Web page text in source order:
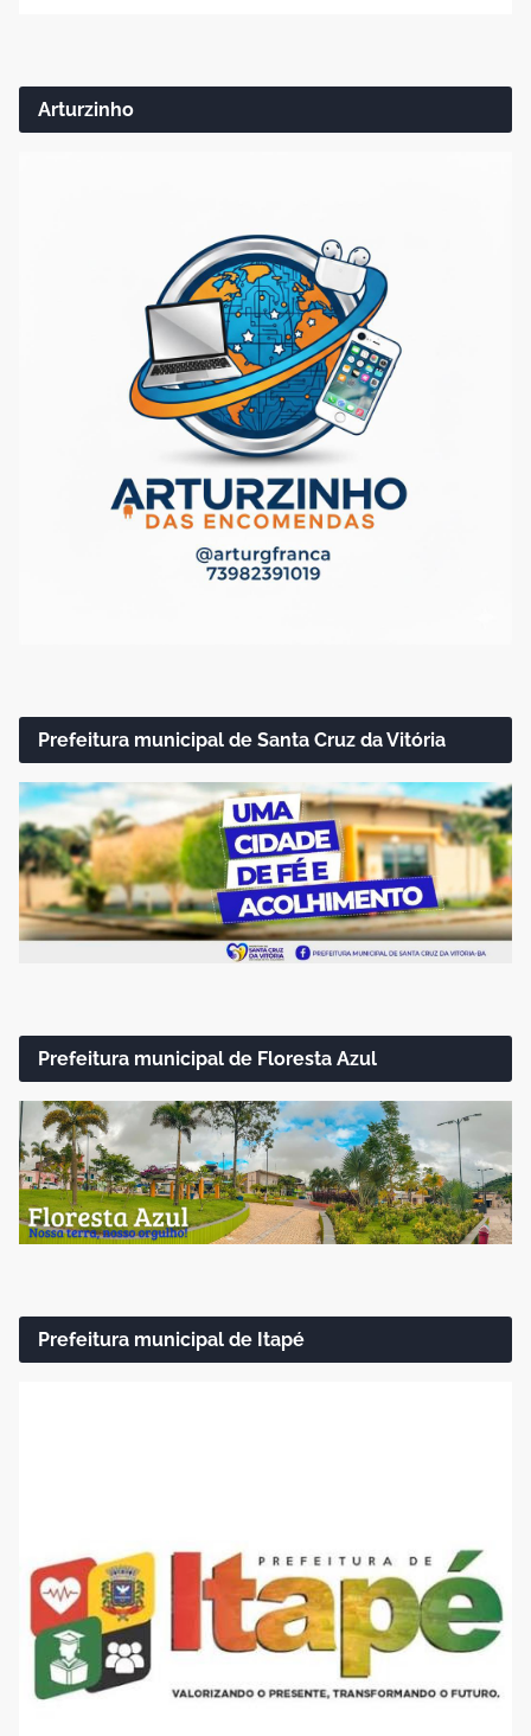
Arturzinho
Prefeitura municipal de Santa Cruz da Vitória
Prefeitura municipal de Floresta Azul
Prefeitura municipal de Itapé